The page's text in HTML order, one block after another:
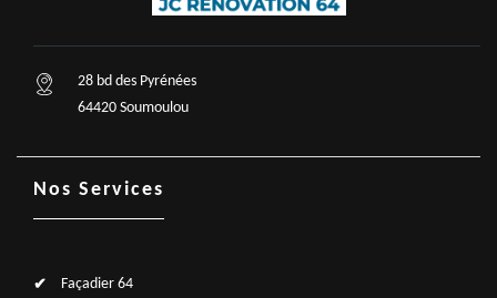
28 bd des Pyrénées
64420 Soumoulou
Nos Services
Façadier 64